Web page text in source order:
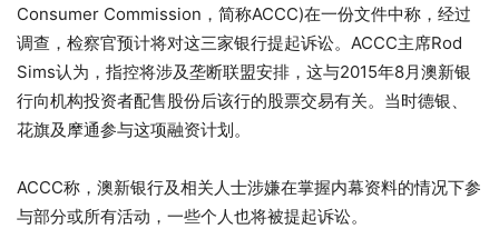
Consumer Commission，简称ACCC)在一份文件中称，经过
调查，检察官预计将对这三家银行提起诉讼。ACCC主席Rod
Sims认为，指控将涉及垄断联盟安排，这与2015年8月澳新银
行向机构投资者配售股份后该行的股票交易有关。当时德银、
花旗及摩通参与这项融资计划。
ACCC称，澳新银行及相关人士涉嫌在掌握内幕资料的情况下参
与部分或所有活动，一些个人也将被提起诉讼。